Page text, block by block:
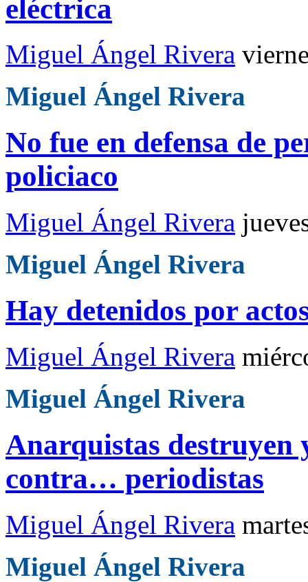
eléctrica
Miguel Ángel Rivera
Miguel Ángel Rivera
No fue en defensa de
policiaco
Miguel Ángel Rivera
Miguel Ángel Rivera
Hay detenidos por
Miguel Ángel Rivera
Miguel Ángel Rivera
Anarquistas destruyen
contra… periodistas
Miguel Ángel Rivera
Miguel Ángel Rivera